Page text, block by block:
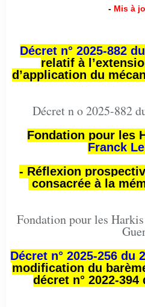
- Mis à
Décret n° 2025-882
relatif à
d’application du
Décret n o 2025-882
Fondation pour les
Franck
- Réflexion
consacrée à la
Fondation pour les
Décret n° 2025-256 du
modification du
décret n° 2022-394